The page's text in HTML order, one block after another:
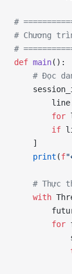
#
# Chương
#
def main():
# Đọc
        for
        if
    ]
    print
(f
# Thực
    with
        for